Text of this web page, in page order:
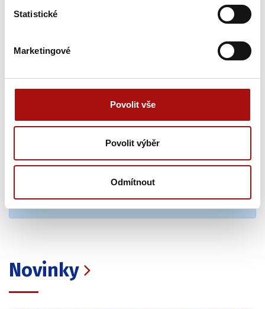
Statistické
Marketingové
Povolit vše
Povolit výběr
Odmítnout
čestné prohlášení
Nepromeškejte naše novinky a slevové akce!
Přihlašte se k odběru novinek e-mailem.
Novinky